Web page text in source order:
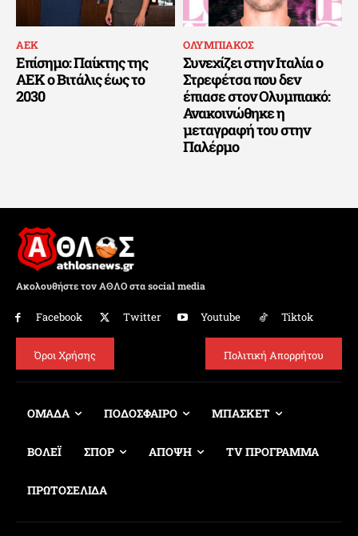
ΑΕΚ
Επίσημο: Παίκτης της
ΑΕΚ ο Βιτάλις έως το
2030
ΟΛΥΜΠΙΑΚΟΣ
Συνεχίζει στην Ιταλία ο
Στρεφέτσα που δεν
έπιασε στον Ολυμπιακό:
Ανακοινώθηκε η
μεταγραφή του στην
Παλέρμο
Ακολουθήστε τον ΑΘΛΟ στα social media
Facebook Twitter Youtube Tiktok
Όροι Χρήσης Πολιτική Απορρήτου
ΟΜΑΔΑ ΠΟΔΟΣΦΑΙΡΟ ΜΠΑΣΚΕΤ
ΒΟΛΕΪ ΣΠΟΡ ΑΠΟΨΗ TV ΠΡΟΓΡΑΜΜΑ
ΠΡΩΤΟΣΕΛΙΔΑ